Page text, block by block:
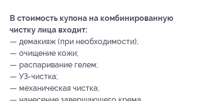
В стоимость купона на комбинированную
чистку лица входит:
— демакияж (при необходимости);
— очищение кожи;
— распаривание гелем;
— УЗ-чистка;
— механическая чистка;